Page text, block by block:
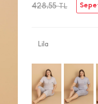
428,55TL
Lila